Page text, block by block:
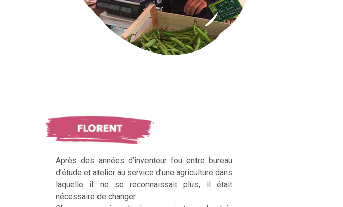
Après des années d’inventeur fou entre bureau
d’étude et atelier au service d’une agriculture dans
laquelle il ne se reconnaissait plus, il était
nécessaire de changer.